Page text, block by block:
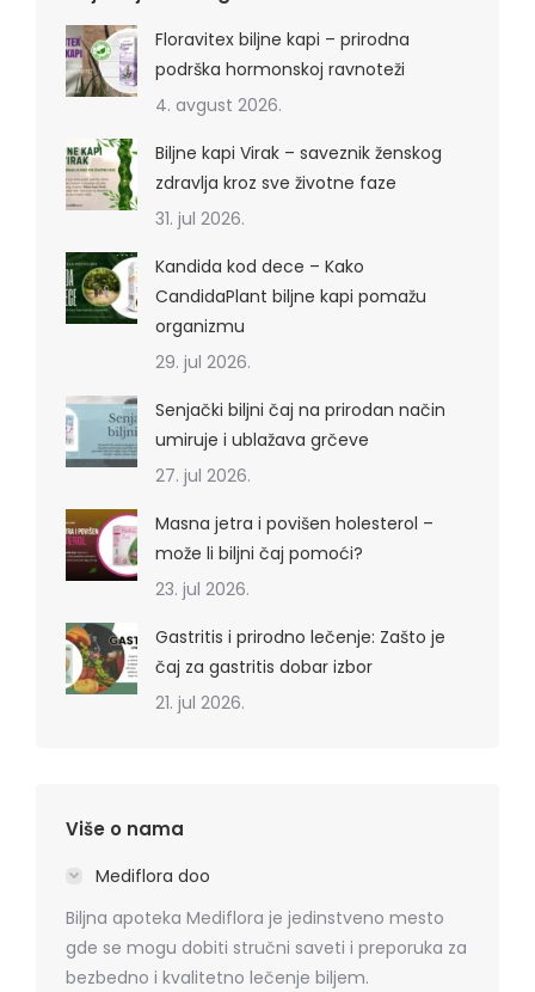
Floravitex biljne kapi – prirodna
podrška hormonskoj ravnoteži
4. avgust 2026.
Biljne kapi Virak – saveznik ženskog
zdravlja kroz sve životne faze
31. jul 2026.
Kandida kod dece – Kako
CandidaPlant biljne kapi pomažu
organizmu
29. jul 2026.
Senjački biljni čaj na prirodan način
umiruje i ublažava grčeve
27. jul 2026.
Masna jetra i povišen holesterol –
može li biljni čaj pomoći?
23. jul 2026.
Gastritis i prirodno lečenje: Zašto je
čaj za gastritis dobar izbor
21. jul 2026.
Više o nama
Mediflora doo
Biljna apoteka Mediflora je jedinstveno mesto
gde se mogu dobiti stručni saveti i preporuka za
bezbedno i kvalitetno lečenje biljem.